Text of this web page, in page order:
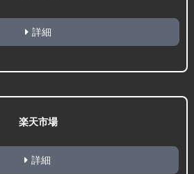
詳細
楽天市場
詳細